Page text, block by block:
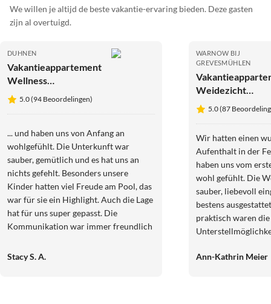
We willen je altijd de beste vakantie-ervaring bieden. Deze gasten
zijn al overtuigd.
DUHNEN
Vakantieappartement
Wellness
Vakantieappartement
Strandparel
5.0 (94 Beoordelingen)
... und haben uns von Anfang an
wohlgefühlt. Die Unterkunft war
sauber, gemütlich und es hat uns an
nichts gefehlt. Besonders unsere
Kinder hatten viel Freude am Pool, das
war für sie ein Highlight. Auch die Lage
hat für uns super gepasst. Die
Kommunikation war immer freundlich
jederzeit wiederkommen und können
Stacy S. A.
WARNOW BIJ
GREVESMÜHLEN
Weidezicht
"Madeliefje"
5.0 (87
Wir hatten einen
Aufenthalt in der
haben uns vom
wohl gefühlt. Die
sauber, liebevoll
bestens
praktisch waren
direkt vor Ort
Ann-Kathrin Meier